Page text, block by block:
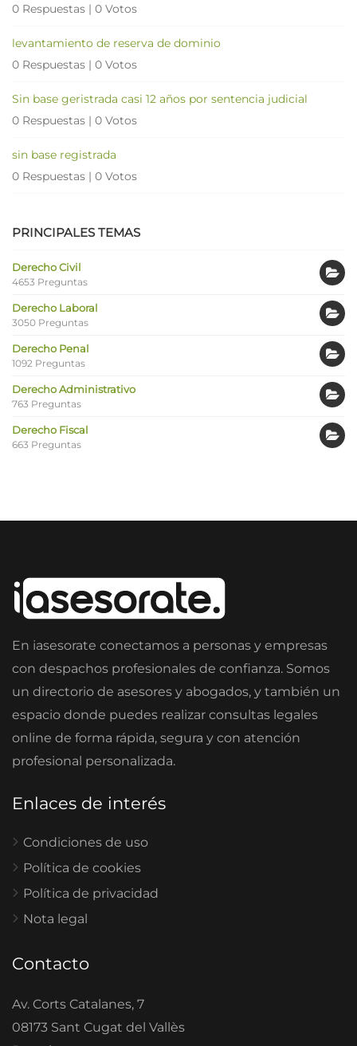
0 Respuestas | 0 Votos
levantamiento de reserva de dominio
0 Respuestas | 0 Votos
Sin base geristrada casi 12 años por sentencia judicial
0 Respuestas | 0 Votos
sin base registrada
0 Respuestas | 0 Votos
PRINCIPALES TEMAS
Derecho Civil
4653 Preguntas
Derecho Laboral
3050 Preguntas
Derecho Penal
1092 Preguntas
Derecho Administrativo
763 Preguntas
Derecho Fiscal
663 Preguntas
En iasesorate conectamos a personas y empresas
con despachos profesionales de confianza. Somos
un directorio de asesores y abogados, y también un
espacio donde puedes realizar consultas legales
online de forma rápida, segura y con atención
profesional personalizada.
Enlaces de interés
Condiciones de uso
Política de cookies
Política de privacidad
Nota legal
Contacto
Av. Corts Catalanes, 7
08173 Sant Cugat del Vallès